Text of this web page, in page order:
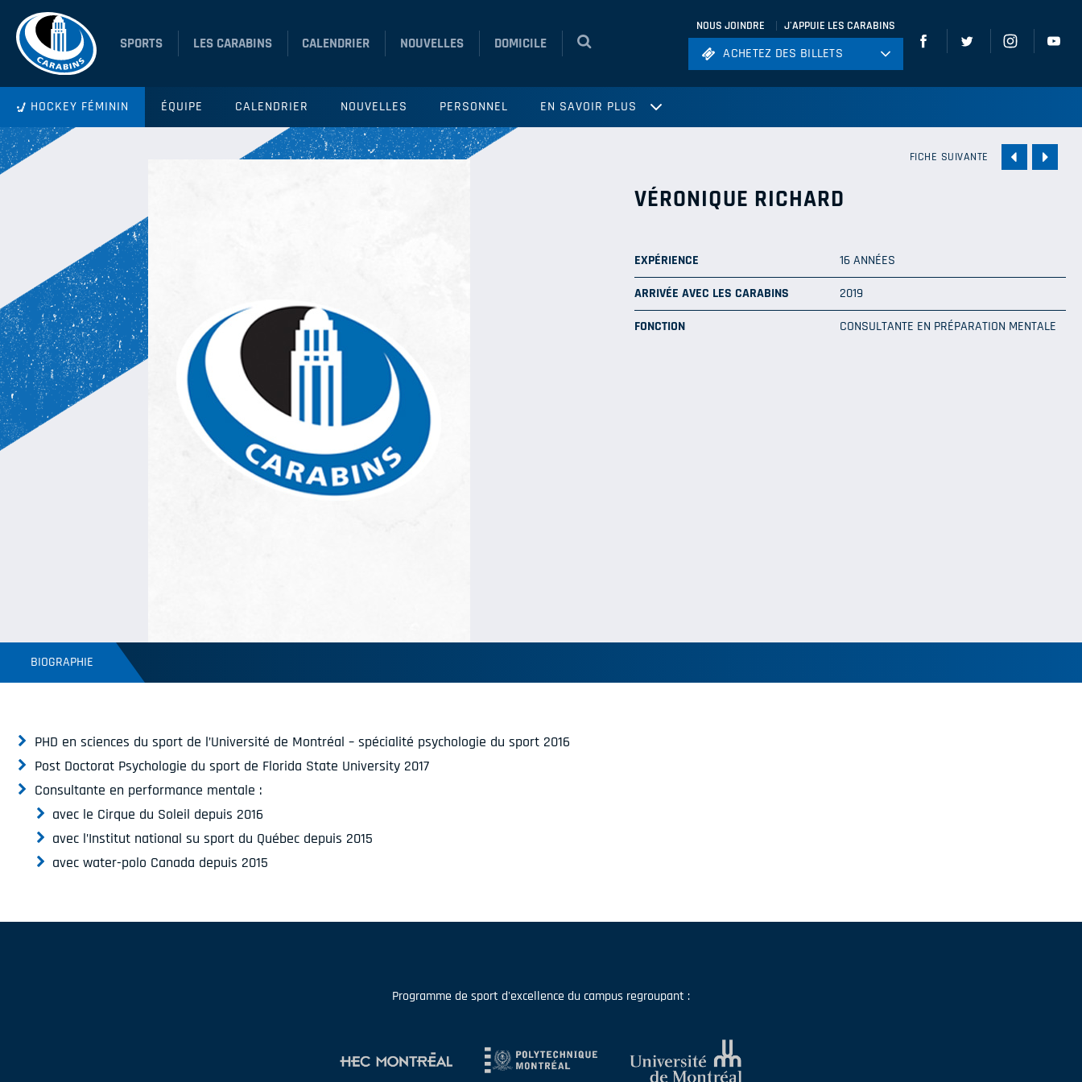
SPORTS LES CARABINS CALENDRIER NOUVELLES DOMICILE
NOUS JOINDRE J'APPUIE LES CARABINS
ACHETEZ DES BILLETS
Volleyball
ACHETEZ DES BILLETS
HOCKEY FÉMININ ÉQUIPE CALENDRIER NOUVELLES PERSONNEL EN SAVOIR PLUS
FICHE SUIVANTE
VÉRONIQUE RICHARD
EXPÉRIENCE
16 ANNÉES
ARRIVÉE AVEC LES CARABINS
2019
FONCTION
CONSULTANTE EN PRÉPARATION MENTALE
BIOGRAPHIE
PHD en sciences du sport de l’Université de Montréal – spécialité psychologie du sport 2016
Post Doctorat Psychologie du sport de Florida State University 2017
Consultante en performance mentale :
avec le Cirque du Soleil depuis 2016
avec l’Institut national su sport du Québec depuis 2015
avec water-polo Canada depuis 2015
Programme de sport d'excellence du campus regroupant :